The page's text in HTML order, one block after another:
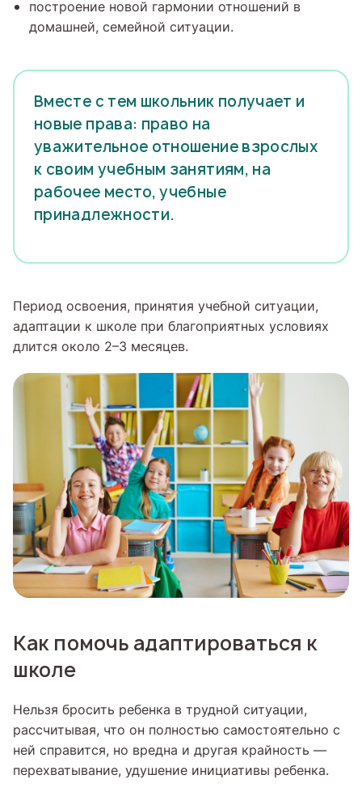
построение новой гармонии отношений в
домашней, семейной ситуации.
Вместе с тем школьник получает и
новые права: право на
уважительное отношение взрослых
к своим учебным занятиям, на
рабочее место, учебные
принадлежности.
Период освоения, принятия учебной ситуации,
адаптации к школе при благоприятных условиях
длится около 2–3 месяцев.
Как помочь адаптироваться к
школе
Нельзя бросить ребенка в трудной ситуации,
рассчитывая, что он полностью самостоятельно с
ней справится, но вредна и другая крайность —
перехватывание, удушение инициативы ребенка.